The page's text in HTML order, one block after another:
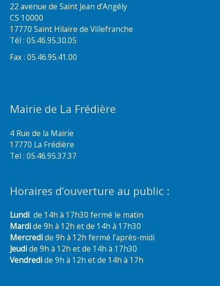
22 avenue de Saint Jean d’Angély
CS 10000
17770 Saint Hilaire de Villefranche
Tél : 05.46.95.30.05
Fax : 05.46.95.41.00
Mairie de La Frédière
4 Rue de la Mairie
17770 La Frédière
Tel : 05.46.95.37.37
Horaires d’ouverture au public :
Lundi de 14h à 17h30 fermé le matin
Mardide 9h à 12h et de 14h à 17h30
Mercredide 9h à 12h fermé l’après-midi
Jeudide 9h à 12h et de 14h à 17h30
Vendredide 9h à 12h et de 14h à 17h